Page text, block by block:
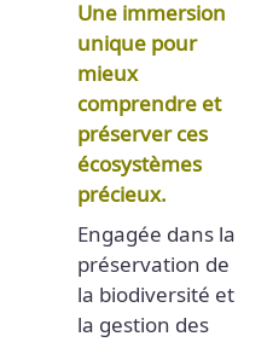
Une immersion
unique pour
mieux
comprendre et
préserver ces
écosystèmes
précieux.
Engagée dans la
préservation de
la biodiversité et
la gestion des